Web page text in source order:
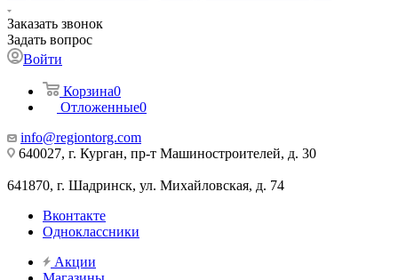
Заказать звонок
Задать вопрос
Войти
Корзина0
Отложенные0
info@regiontorg.com
640027, г. Курган, пр-т Машиностроителей, д. 30
641870, г. Шадринск, ул. Михайловская, д. 74
Вконтакте
Одноклассники
Акции